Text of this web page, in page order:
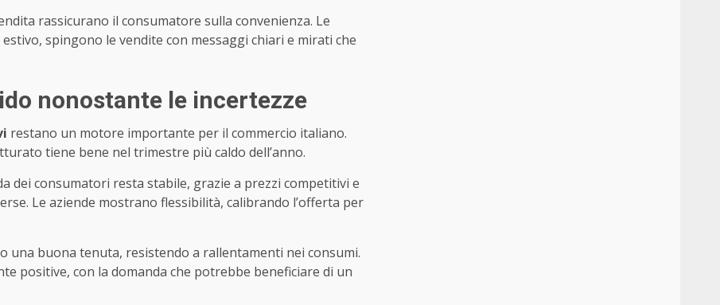
rassicurano il consumatore sulla convenienza. Le
spingono le vendite con messaggi chiari e mirati che
nonostante le incertezze
restano un motore importante per il commercio italiano.
tiene bene nel trimestre più caldo dell’anno.
dei consumatori resta stabile, grazie a prezzi competitivi e
Le aziende mostrano flessibilità, calibrando l’offerta per
una buona tenuta, resistendo a rallentamenti nei consumi.
positive, con la domanda che potrebbe beneficiare di un